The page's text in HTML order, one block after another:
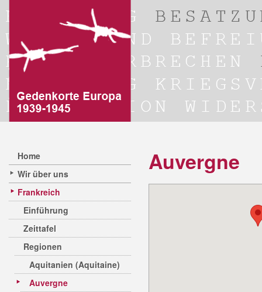
Home
Wir über uns
Frankreich
Einführung
Zeittafel
Regionen
Aquitanien (Aquitaine)
Auvergne
Auvergne